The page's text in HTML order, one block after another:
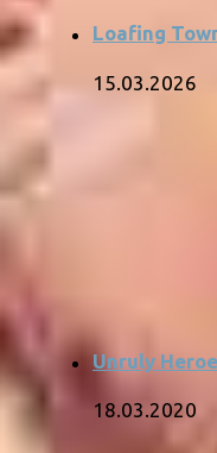
Loafing
15.03.2026
Unruly
18.03.2020